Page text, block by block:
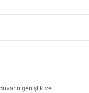
genişlik ve